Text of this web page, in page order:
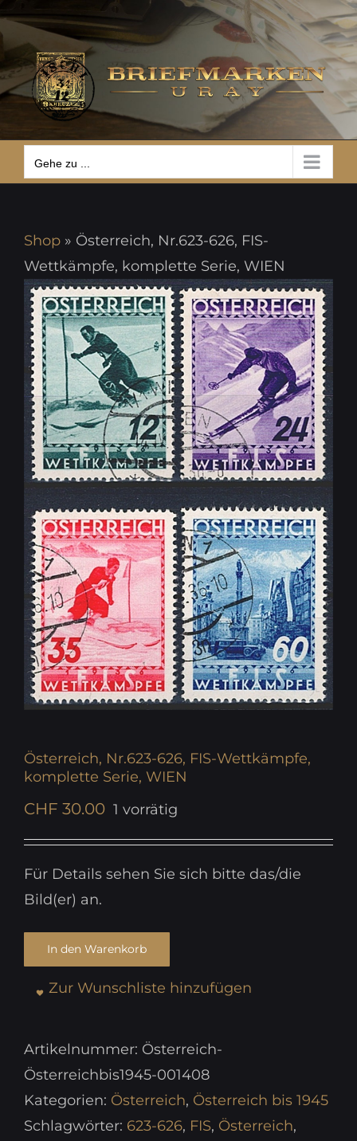
Zum
Inhalt
springen
Gehe zu ...
Gehe zu ...
Shop » Österreich, Nr.623-626, FIS-
Wettkämpfe, komplette Serie, WIEN
Österreich, Nr.623-626, FIS-Wettkämpfe,
komplette Serie, WIEN
CHF 30.00 1 vorrätig
Für Details sehen Sie sich bitte das/die
Bild(er) an.
In den Warenkorb
Zur Wunschliste hinzufügen
Artikelnummer: Österreich-
Österreichbis1945-001408
Kategorien: Österreich, Österreich bis 1945
Schlagwörter: 623-626, FIS, Österreich,